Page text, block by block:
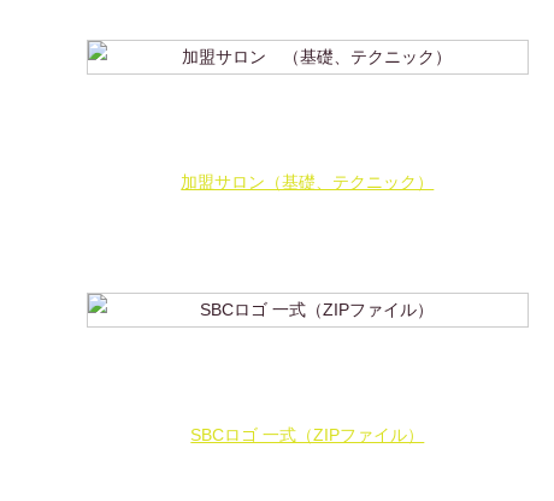
加盟サロン（基礎、テクニック）
SBCロゴ 一式（ZIPファイル）